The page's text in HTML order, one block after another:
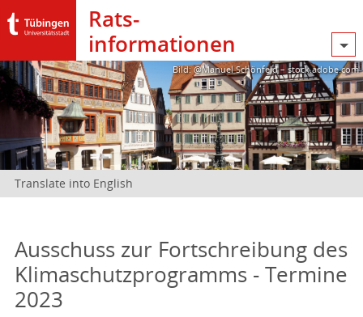
Rats­
informationen
Bild: @Manuel Schönfeld – stock.adobe.com
Translate into English
Ausschuss zur Fortschreibung des
Klimaschutzprogramms - Termine
2023